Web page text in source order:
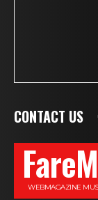
CONTACT US
WEBMAGAZINE